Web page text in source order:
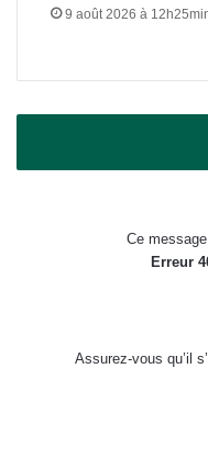
9 août 2026 à
Ce
Erreur
Assurez-vous qu’il